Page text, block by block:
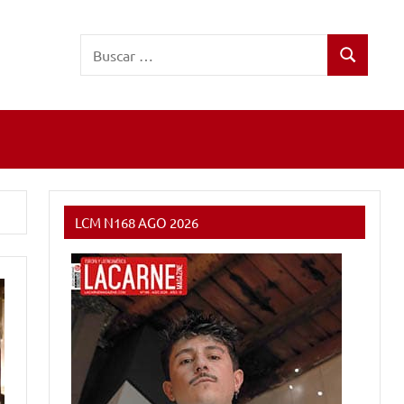
Buscar
LCM N168 AGO 2026